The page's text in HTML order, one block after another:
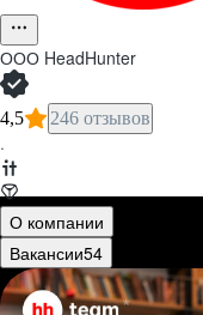
ООО HeadHunter
4,5 246 отзывов
·
О компании
Вакансии54